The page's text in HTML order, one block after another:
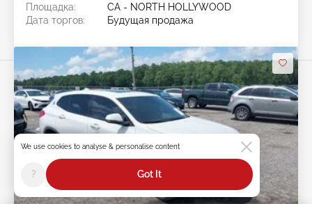
Площадка:
CA - NORTH HOLLYWOOD
Дата торгов:
Будущая продажа
Swipe to right for more images
We use cookies to analyse & personalise content
? Got It